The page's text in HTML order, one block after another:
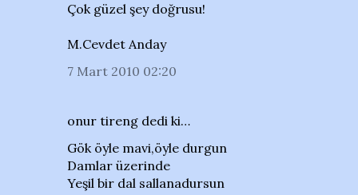
Çok güzel şey doğrusu!
M.Cevdet Anday
7 Mart 2010 02:20
onur tireng dedi ki…
Gök öyle mavi,öyle durgun
Damlar üzerinde
Yeşil bir dal sallanadursun